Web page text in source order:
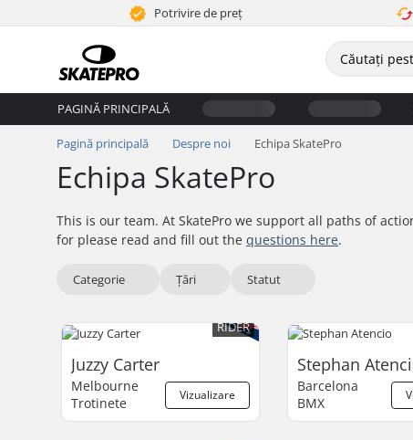
Potrivire de preț
PAGINĂ PRINCIPALĂ
Pagină principală Despre noi Echipa SkatePro
Echipa SkatePro
This is our team. At SkatePro we support all paths of
for please read and fill out the questions here.
Categorie Țări Statut
RIDER
Juzzy Carter
Vizualizare
Melbourne
Trotinete
Stephan
Barcelona
BMX